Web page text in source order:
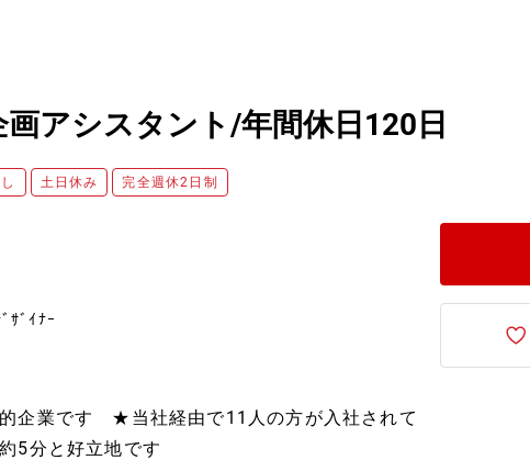
アシスタント/年間休日120日
土日休み 完全週休2日制
ｻﾞｲﾅｰ
企業です ★当社経由で11人の方が入社されて
5分と好立地です